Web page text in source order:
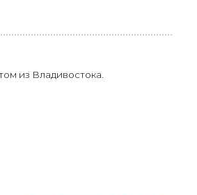
из Владивостока.